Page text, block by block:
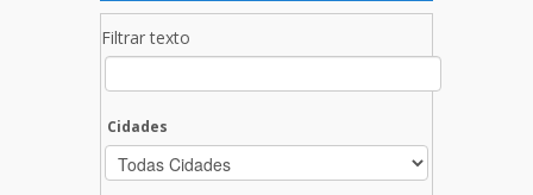
Filtrar texto
Cidades